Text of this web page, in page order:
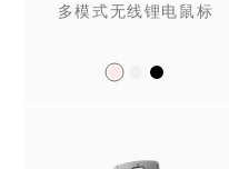
多模式无线锂电鼠标